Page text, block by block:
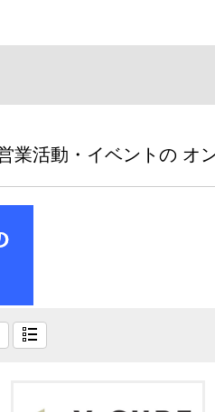
業活動・イベントの オ